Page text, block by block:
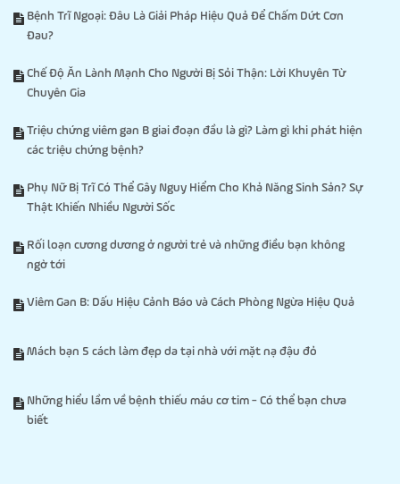
Bệnh Trĩ Ngoại: Đâu Là Giải Pháp Hiệu Quả Để Chấm Dứt Cơn
Đau?
Chế Độ Ăn Lành Mạnh Cho Người Bị Sỏi Thận: Lời Khuyên Từ
Chuyên Gia
Triệu chứng viêm gan B giai đoạn đầu là gì? Làm gì khi phát hiện
các triệu chứng bệnh?
Phụ Nữ Bị Trĩ Có Thể Gây Nguy Hiểm Cho Khả Năng Sinh Sản? Sự
Thật Khiến Nhiều Người Sốc
Rối loạn cương dương ở người trẻ và những điều bạn không
ngờ tới
Viêm Gan B: Dấu Hiệu Cảnh Báo và Cách Phòng Ngừa Hiệu Quả
Mách bạn 5 cách làm đẹp da tại nhà với mặt nạ đậu đỏ
Những hiểu lầm về bệnh thiếu máu cơ tim - Có thể bạn chưa
biết